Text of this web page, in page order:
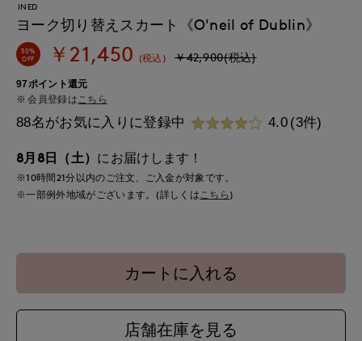
INED
ヨーク切り替えスカート《O'neil of Dublin》
50%
OFF
￥21,450 (税込) ￥42,900(税込)
97ポイント還元
会員登録は こちら
88名がお気に入りに登録中 4.0 (3件)
8月8日（土） にお届けします！
※10時間21分以内のご注文、ご入金が対象です。
※一部例外地域がございます。(詳しくはこちら )
カートに入れる
店舗在庫を見る